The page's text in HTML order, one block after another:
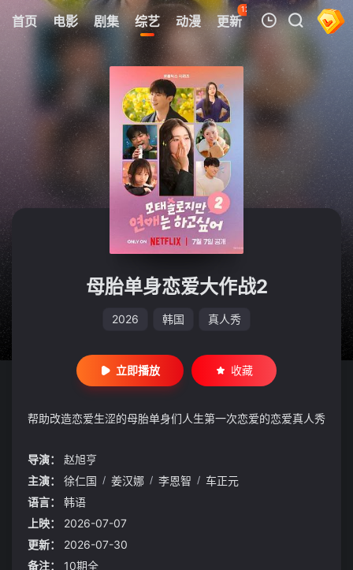
首页 电影 剧集 综艺 动漫 更新
126
热榜 APP
我的观影记录
暂无观看影片的记录
母胎单身恋爱大作战2
2026 韩国 真人秀
立即播放 收藏
帮助改造恋爱生涩的母胎单身们人生第一次恋爱的恋爱真人秀
导演：
赵旭亨
主演：
徐仁国 / 姜汉娜 / 李恩智 / 车正元
语言：
韩语
上映：
2026-07-07
更新：
2026-07-30
备注：
10期全